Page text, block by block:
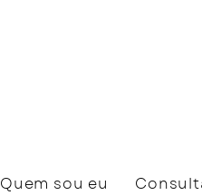
Quem sou eu